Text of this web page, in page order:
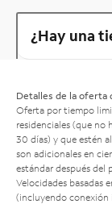
¿Hay una
Detalles de la oferta
Oferta por tiempo
residenciales (que no
30 días) y que estén
son adicionales en
estándar después del
Velocidades basadas
(incluyendo conexión